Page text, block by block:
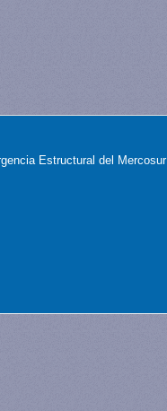
Estructural del Mercosur